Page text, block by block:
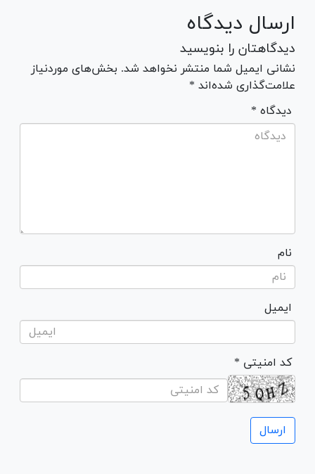
ارسال دیدگاه
دیدگاهتان را بنویسید
نشانی ایمیل شما منتشر نخواهد شد. بخش‌های موردنیاز
علامت‌گذاری شده‌اند *
* دیدگاه
نام
ایمیل
* کد امنیتی